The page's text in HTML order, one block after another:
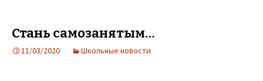
Стань самозанятым…
11/03/2020 Школьные новости